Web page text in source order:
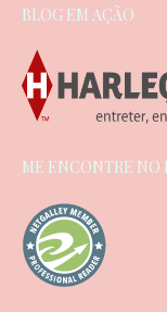
BLOG EM AÇÃO
ME ENCONTRE NO